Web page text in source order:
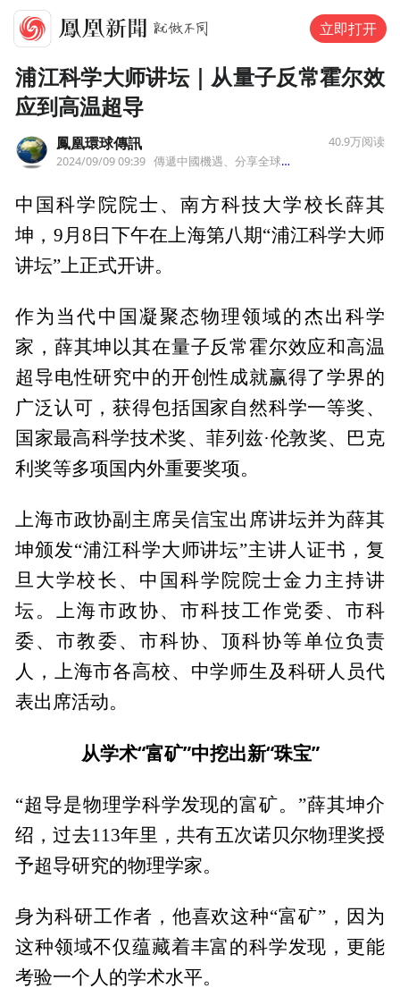
立即打开
浦江科学大师讲坛｜从量子反常霍尔效
应到高温超导
鳳凰環球傳訊
2024/09/09 09:39 傳遞中國機遇、分享全球創舉
40.9万阅读
中国科学院院士、南方科技大学校长薛其
坤，9月8日下午在上海第八期“浦江科学大师
讲坛”上正式开讲。
作为当代中国凝聚态物理领域的杰出科学
家，薛其坤以其在量子反常霍尔效应和高温
超导电性研究中的开创性成就赢得了学界的
广泛认可，获得包括国家自然科学一等奖、
国家最高科学技术奖、菲列兹·伦敦奖、巴克
利奖等多项国内外重要奖项。
上海市政协副主席吴信宝出席讲坛并为薛其
坤颁发“浦江科学大师讲坛”主讲人证书，复
旦大学校长、中国科学院院士金力主持讲
坛。上海市政协、市科技工作党委、市科
委、市教委、市科协、顶科协等单位负责
人，上海市各高校、中学师生及科研人员代
表出席活动。
从学术“富矿”中挖出新“珠宝”
“超导是物理学科学发现的富矿。”薛其坤介
绍，过去113年里，共有五次诺贝尔物理奖授
予超导研究的物理学家。
身为科研工作者，他喜欢这种“富矿”，因为
这种领域不仅蕴藏着丰富的科学发现，更能
考验一个人的学术水平。